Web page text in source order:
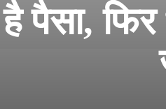
पैसा,